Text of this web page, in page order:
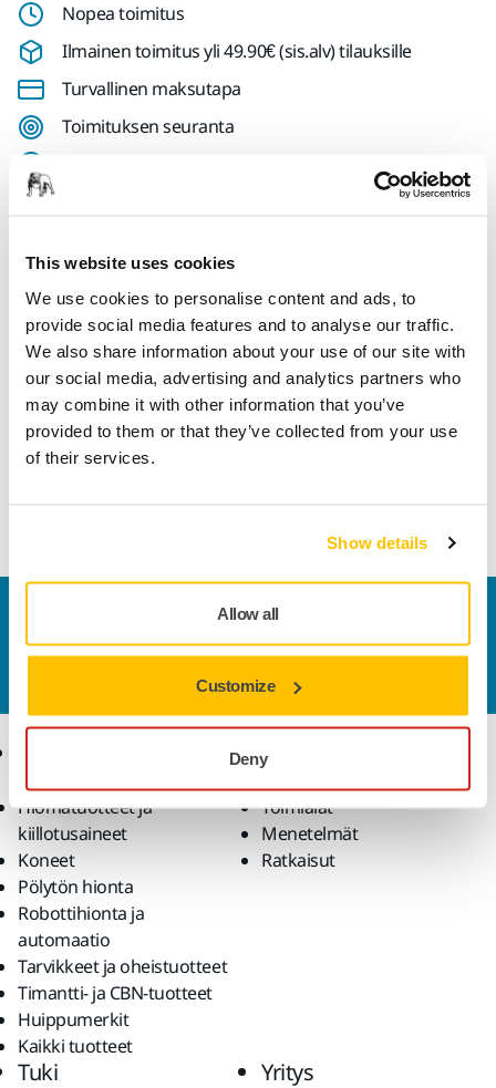
This website uses cookies
We use cookies to personalise content and ads, to
provide social media features and to analyse our traffic.
We also share information about your use of our site with
our social media, advertising and analytics partners who
may combine it with other information that you’ve
provided to them or that they’ve collected from your use
of their services.
Show details
Allow all
Customize
Deny
Nopea toimitus
Ilmainen toimitus yli 49.90€ (sis.alv) tilauksille
Turvallinen maksutapa
Toimituksen seuranta
Tekniset tiedot
Pituus 70 mm
Leveys 45 mm
Haluatko tietää lisää?Ota yhteyttäja asiantunteva
tiimimme vastaa kaikkiin kysymyksiisi.
Hiomatuotteet ja
kiillotusaineet
Koneet
Pölytön hionta
Robottihionta ja
automaatio
Tarvikkeet ja oheistuotteet
Timantti- ja CBN-tuotteet
Huippumerkit
Kaikki tuotteet
Osaaminen
Toimialat
Menetelmät
Ratkaisut
Tuki Yritys